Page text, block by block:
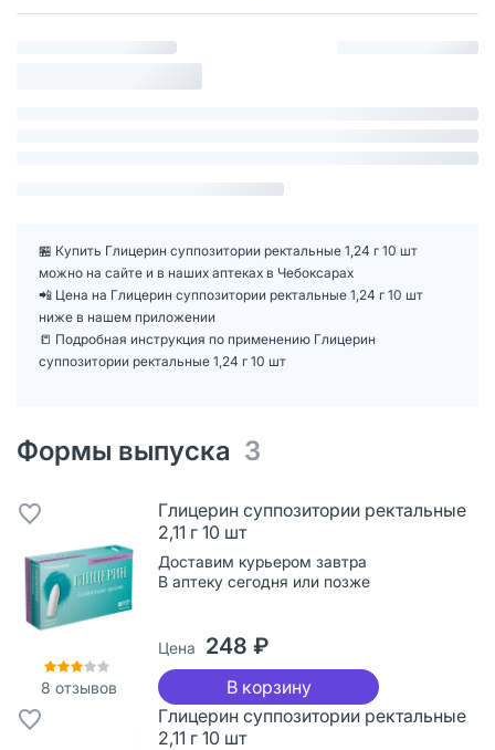
🏪 Купить Глицерин суппозитории ректальные 1,24 г 10 шт
можно на сайте и в наших аптеках в Чебоксарах
📲 Цена на Глицерин суппозитории ректальные 1,24 г 10 шт
ниже в нашем приложении
📒 Подробная инструкция по применению Глицерин
суппозитории ректальные 1,24 г 10 шт
Формы выпуска 3
8 отзывов
Глицерин суппозитории ректальные
2,11 г 10 шт
Доставим курьером завтра
В аптеку сегодня или позже
Цена 248 ₽
В корзину
Глицерин суппозитории ректальные
2,11 г 10 шт